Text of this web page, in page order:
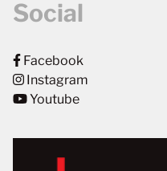
Social
Facebook
Instagram
Youtube